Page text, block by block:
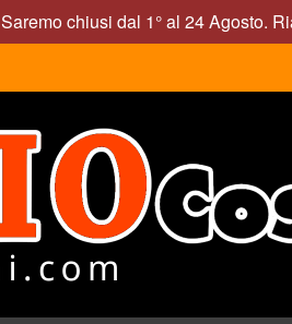
Saremo chiusi dal 1° al 24 Agosto.